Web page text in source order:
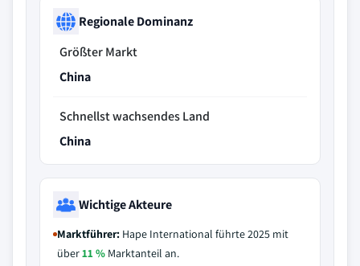
Regionale Dominanz
Größter Markt
China
Schnellst wachsendes Land
China
Wichtige Akteure
Marktführer: Hape International führte 2025 mit
über11 % Marktanteil an.